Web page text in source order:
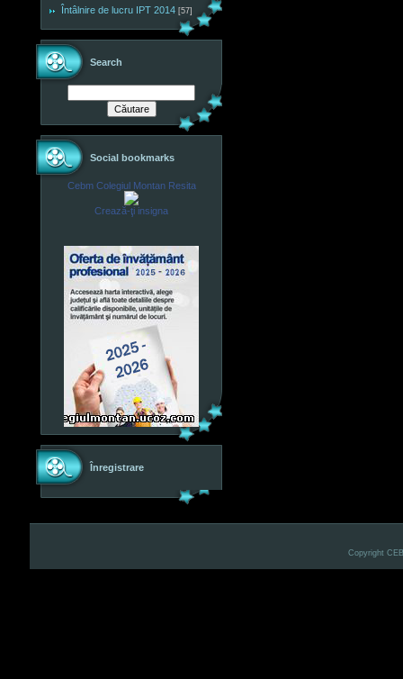
Întâlnire de lucru IPT 2014 [57]
Search
Social bookmarks
Cebm Colegiul Montan Resita
Crează-ţi insigna
Înregistrare
Copyright